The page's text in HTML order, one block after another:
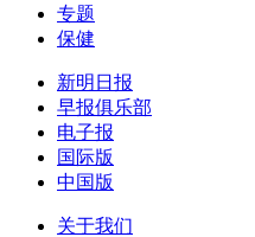
专题
保健
新明日报
早报俱乐部
电子报
国际版
中国版
关于我们